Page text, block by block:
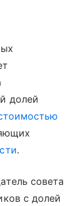
долей
.
совета
с долей